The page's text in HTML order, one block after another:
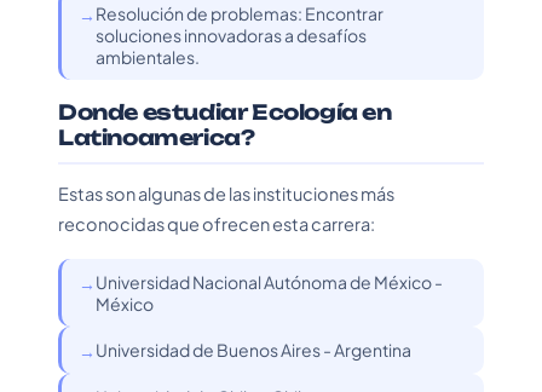
Resolución de problemas: Encontrar
soluciones innovadoras a desafíos
ambientales.
Donde estudiar Ecología en
Latinoamerica?
Estas son algunas de las instituciones más
reconocidas que ofrecen esta carrera:
Universidad Nacional Autónoma de México -
México
Universidad de Buenos Aires - Argentina